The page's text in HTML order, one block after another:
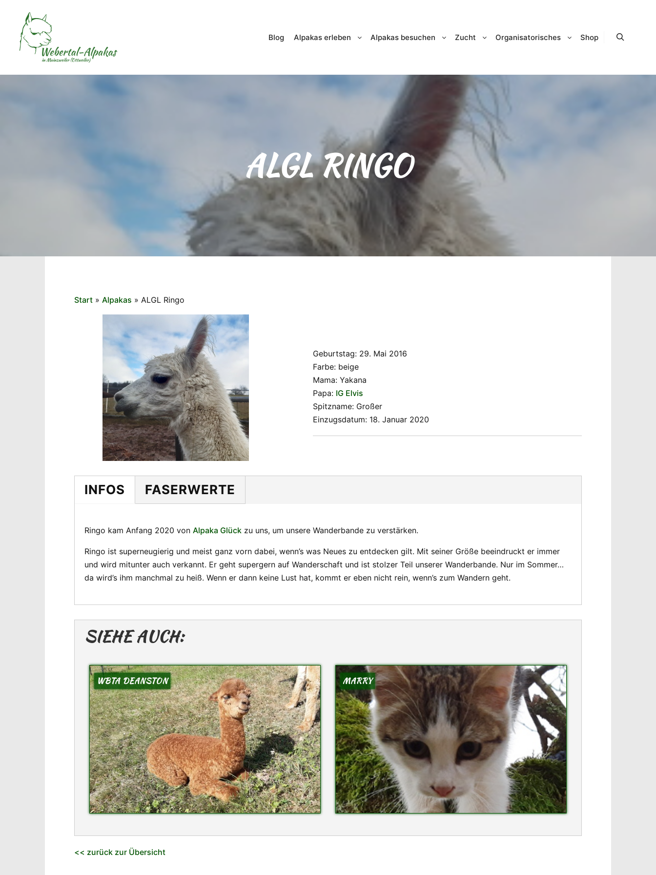
Blog Alpakas erleben Alpakas besuchen Zucht Organisatorisches Shop
ALGL RINGO
Start » Alpakas » ALGL Ringo
Geburtstag: 29. Mai 2016
Farbe: beige
Mama: Yakana
Papa: IG Elvis
Spitzname: Großer
Einzugsdatum: 18. Januar 2020
INFOS FASERWERTE
Ringo kam Anfang 2020 von Alpaka Glück zu uns, um unsere Wanderbande zu verstärken.
Ringo ist superneugierig und meist ganz vorn dabei, wenn’s was Neues zu entdecken gilt. Mit seiner Größe beeindruckt er immer
und wird mitunter auch verkannt. Er geht supergern auf Wanderschaft und ist stolzer Teil unserer Wanderbande. Nur im Sommer…
da wird’s ihm manchmal zu heiß. Wenn er dann keine Lust hat, kommt er eben nicht rein, wenn’s zum Wandern geht.
SIEHE AUCH:
WBTA DEANSTON MARRY
<< zurück zur Übersicht